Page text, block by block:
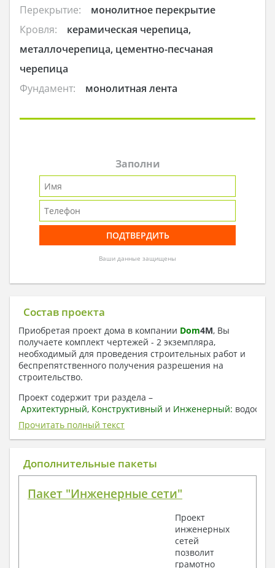
Перекрытие:
монолитное перекрытие
Кровля:
керамическая черепица,
металлочерепица, цементно-песчаная
черепица
Фундамент:
монолитная лента
Заполни
Ваши данные защищены
Состав проекта
Приобретая проект дома в компании Dom4M, Вы
получаете комплект чертежей - 2 экземпляра,
необходимый для проведения строительных работ и
беспрепятственного получения разрешения на
строительство.
Проект содержит три раздела –
Архитектурный, Конструктивный и Инженерный:
отопление, вентиляция, канализация,
электроснабжение (приобретается за дополнительную
плату) + Пояснительная записка.
1. Архитектурный раздел:
План координационных осей
Поэтажные маркировочные планы с
Разрезы и состав конструкций
Прочитать полный текст
Дополнительные пакеты
Пакет "Инженерные сети"
Проект
инженерных
сетей
позволит
грамотно